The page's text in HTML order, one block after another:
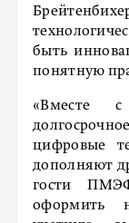
быть
понятную
«Вместе
цифровые
дополняют
гости
оформить